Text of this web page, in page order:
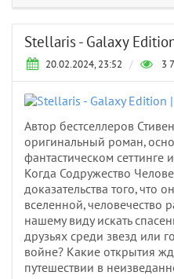
Stellaris - Galaxy
20.02.2024, 23:52 / 3
Автор бестселлеров
оригинальный роман,
фантастическом сеттинге
Когда Содружество
доказательства того, что
вселенной, человечество
нашему виду искать
друзьях среди звезд или
войне? Какие открытия
путешествии в